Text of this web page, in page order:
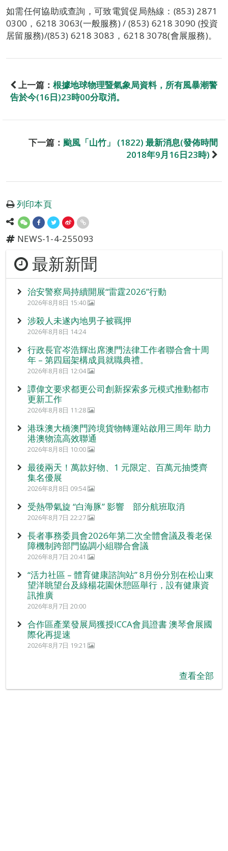
如需任何協助或查詢，可致電貿促局熱線：(853) 2871
0300，6218 3063(一般服務) / (853) 6218 3090 (投資
居留服務)/(853) 6218 3083，6218 3078(會展服務)。
上一篇： 根據地球物理暨氣象局資料，所有風暴潮警
告於今(16日)23時00分取消。
下一篇： 颱風「山竹」 (1822) 最新消息(發佈時間
2018年9月16日23時)
列印本頁
NEWS-1-4-255093
最新新聞
治安警察局持續開展“雷霆2026”行動
2026年8月8日 15:40
涉殺人未遂內地男子被羈押
2026年8月8日 14:24
行政長官岑浩輝出席澳門法律工作者聯合會十周
年 – 第四屆架構成員就職典禮。
2026年8月8日 12:04
譚偉文要求都更公司創新探索多元模式推動都市
更新工作
2026年8月8日 11:28
港珠澳大橋澳門跨境貨物轉運站啟用三周年 助力
港澳物流高效聯通
2026年8月8日 10:00
最後兩天！萬款好物、1 元限定、百萬元抽獎齊
集名優展
2026年8月8日 09:54
受熱帶氣旋 “白海豚” 影響 部分航班取消
2026年8月7日 22:27
長者事務委員會2026年第二次全體會議及養老保
障機制跨部門協調小組聯合會議
2026年8月7日 20:41
“活力社區 – 體育健康諮詢站” 8月份分別在松山東
望洋眺望台及綠楊花園休憩區舉行，設有健康資
訊推廣
2026年8月7日 20:00
合作區產業發展局獲授ICCA會員證書 澳琴會展國
際化再提速
2026年8月7日 19:21
查看全部